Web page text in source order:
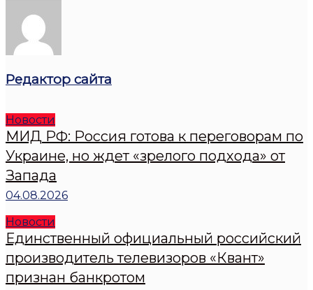
Редактор сайта
Новости
МИД РФ: Россия готова к переговорам по
Украине, но ждет «зрелого подхода» от
Запада
04.08.2026
Новости
Единственный официальный российский
производитель телевизоров «Квант»
признан банкротом